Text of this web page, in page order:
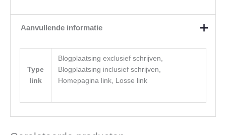
Aanvullende informatie
Type
link
Blogplaatsing exclusief schrijven,
Blogplaatsing inclusief schrijven,
Homepagina link, Losse link